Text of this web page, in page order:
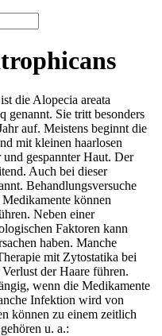
die Alopecia areata
genannt. Sie tritt besonders
auf. Meistens beginnt die
mit kleinen haarlosen
gespannter Haut. Der
Auch bei dieser
Behandlungsversuche
können
Neben einer
Faktoren kann
haben. Manche
mit Zytostatika bei
der Haare führen.
wenn die Medikamente
Infektion wird von
können zu einem zeitlich
u. a.: